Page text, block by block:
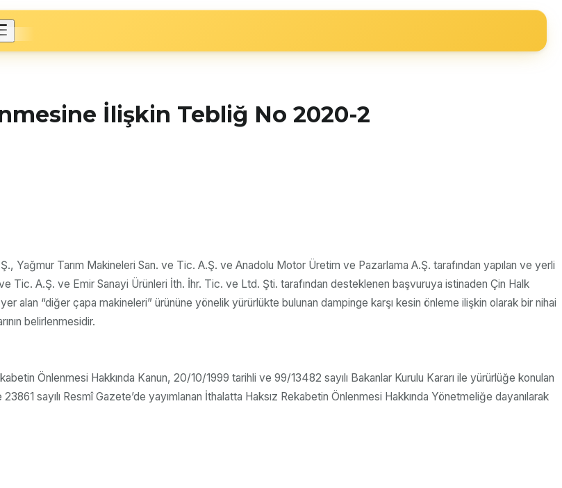
İlişkin Tebliğ No 2020-2
Yağmur Tarım Makineleri San. ve Tic. A.Ş. ve Anadolu Motor Üretim ve Pazarlama A.Ş. tarafından yapılan ve yerli
Tic. A.Ş. ve Emir Sanayi Ürünleri İth. İhr. Tic. ve Ltd. Şti. tarafından desteklenen başvuruya istinaden Çin Halk
“diğer çapa makineleri” ürününe yönelik yürürlükte bulunan dampinge karşı kesin önleme ilişkin olarak bir nihai
belirlenmesidir.
Önlenmesi Hakkında Kanun, 20/10/1999 tarihli ve 99/13482 sayılı Bakanlar Kurulu Kararı ile yürürlüğe konulan
sayılı Resmî Gazete’de yayımlanan İthalatta Haksız Rekabetin Önlenmesi Hakkında Yönetmeliğe dayanılarak